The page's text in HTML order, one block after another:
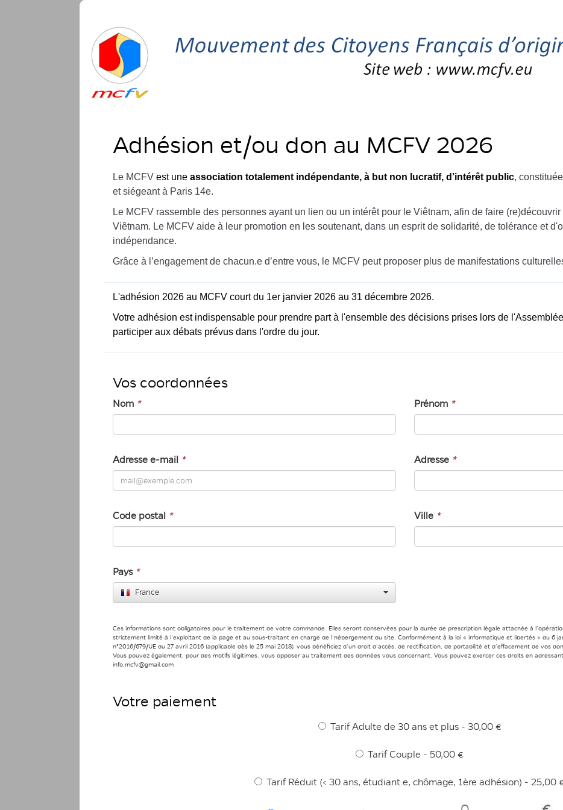
Adhésion et/ou don au MCFV 2026
Le MCFV est une association totalement indépendante, à but non lucratif, d’intérêt public,
etsiégeant à Paris 14e.
Le MCFV rassemble des personnes ayant un lien ou un intérêt pour le Viêtnam, afin de faire
Viêtnam. Le MCFV aide à leur promotion en les soutenant, dans un esprit de solidarité, de tolérance et
indépendance.
Grâce à l’engagement de chacun.e d’entre vous, le MCFV peut proposer plus de manifestations
L'adhésion 2026 au MCFV court du 1er janvier 2026 au 31 décembre 2026.
Votre adhésion est indispensable pour prendre part à l'ensemble des décisions prises lors de
participer aux débats prévus dans l'ordre du jour.
Vos coordonnées
Nom * Prénom *
Adresse e-mail * Adresse *
Code postal * Ville *
Pays *
France
Ces informations sont obligatoires pour le traitement de votre commande. Elles seront conservées pour la durée de prescription légale attachée à
strictement limité à l’exploitant de la page et au sous-traitant en charge de l’hébergement du site. Conformément à la loi « informatique et libertés » du 6
n°2016/679/UE du 27 avril 2016 (applicable dès le 25 mai 2018), vous bénéficiez d’un droit d’accès, de rectification, de portabilité et d’effacement de vos
Vous pouvez également, pour des motifs légitimes, vous opposer au traitement des données vous concernant. Vous pouvez exercer ces droits en
info.mcfv@gmail.com
Votre paiement
Tarif Adulte de 30 ans et plus - 30,00 €
Tarif Couple - 50,00 €
Tarif Réduit (< 30 ans, étudiant.e, chômage, 1ère adhésion) - 25,00